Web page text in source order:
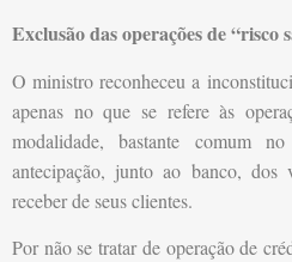
Exclusão das operações de “risco
O ministro reconheceu a
apenas no que se refere às
modalidade, bastante comum
antecipação, junto ao banco, dos
receber de seus clientes.
Por não se tratar de operação de